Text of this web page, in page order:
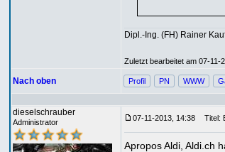
Dipl.-Ing. (FH) Rainer
Zuletzt bearbeitet am 07-11-
Nach oben Profil PN WWW
dieselschrauber
Administrator 07-11-2013, 14:38 Titel:
Apropos Aldi, Aldi.ch